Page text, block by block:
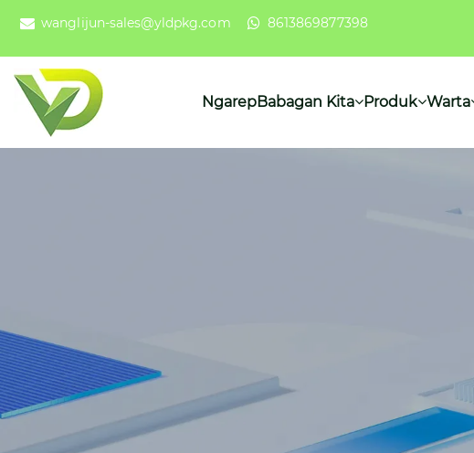
wanglijun-sales@yldpkg.com 8613869877398
NgarepBabagan Kita Produk Warta